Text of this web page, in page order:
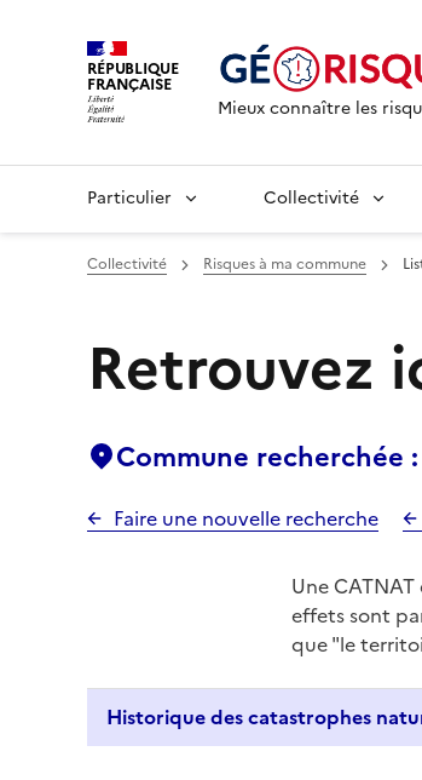
RÉPUBLIQUE
FRANÇAISE
Mieux connaître les
Particulier Collectivité
Collectivité Risques à ma commune
Retrouvez
Commune recherchée
Faire une nouvelle recherche
Une
effets sont
que "le